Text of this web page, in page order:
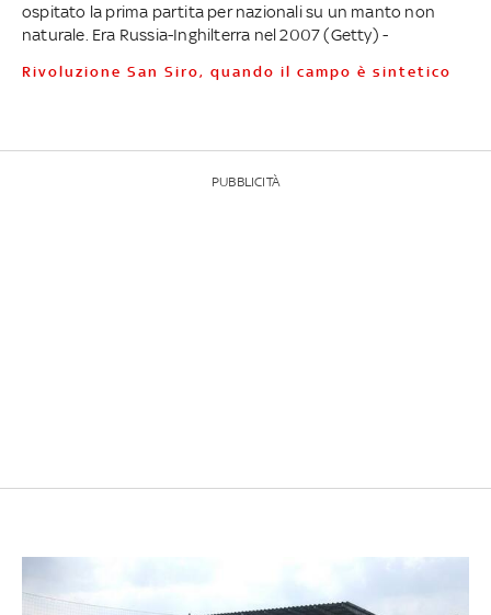
ospitato la prima partita per nazionali su un manto non
naturale. Era Russia-Inghilterra nel 2007 (Getty) -
Rivoluzione San Siro, quando il campo è sintetico
PUBBLICITÀ